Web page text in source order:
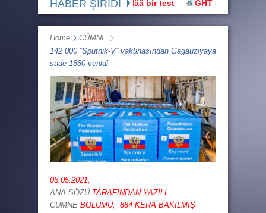
HABER ŞİRİDİ
Bu hak üstünnüü devletlää bir test GHT Başı:
Home
CÜMNE
142 000 “Sputnik-V” vakținasından Gagauziyaya
sade 1880 verildi
05.05.2021,
ANA SÖZÜTARAFINDAN YAZILI ,
CÜMNE BÖLÜMÜ, 884 KERÄ BAKILMIŞ